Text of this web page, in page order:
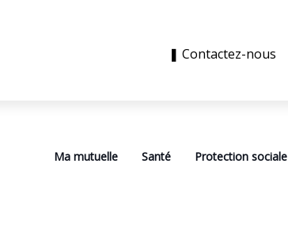
❚ Contactez-nous
Ma mutuelle Santé Protection sociale